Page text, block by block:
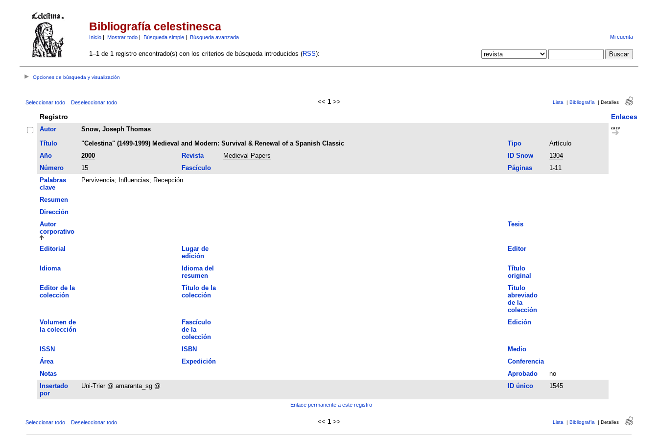
Bibliografía celestinesca
Inicio| Mostrar todo| Búsqueda simple| Búsqueda avanzada Mi cuenta
1–1 de 1 registro encontrado(s) con los criterios de búsqueda introducidos (RSS):
Opciones de búsqueda y visualización
Seleccionar todo Deseleccionar todo << 1 >> Lista | Bibliografía | Detalles
Registro Enlaces
Autor
Snow, Joseph Thomas
Título
"Celestina" (1499-1999) Medieval and Modern: Survival & Renewal of a Spanish Classic Tipo
Artículo
Año
2000 Revista Medieval Papers ID Snow
1304
Número
15 Fascículo Páginas
1-11
Palabras
clave
Pervivencia; Influencias; Recepción
Resumen
Dirección
Autor
corporativo
Tesis
Editorial
Lugar de
edición
Editor
Idioma
Idioma del
resumen
Título
original
Editor de la
colección
Título de la
colección
Título
abreviado
de la
colección
Volumen de
la colección
Fascículo
de la
colección
Edición
ISSN ISBN
Medio
Área
Expedición
Conferencia
Notas
Aprobado
no
Insertado
por
Uni-Trier @ amaranta_sg @ ID único 1545
Enlace permanente a este registro
Seleccionar todo Deseleccionar todo << 1 >> Lista | Bibliografía | Detalles